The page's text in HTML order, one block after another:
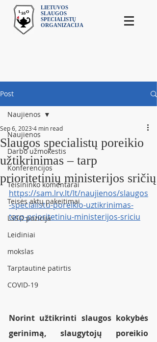
LIETUVOS
SLAUGOS
SPECIALISTŲ
ORGANIZACIJA
Post
Naujienos
Darbo užmokestis
Konferencijos
Teisininko komentarai
Teisės aktų pakeitimai
LSSO pozicija
Leidiniai
mokslas
Tarptautinė patirtis
COVID-19
Naujienos
Slaugos specialistų poreikio
užtikrinimas – tarp
prioritetinių ministerijos sričių
Sep 6, 2023 4 min read
https://sam.lrv.lt/lt/naujienos/slaugos
-specialistu-poreikio-uztikrinimas-
tarp-prioritetiniu-ministerijos-sriciu
Norint užtikrinti slaugos kokybės
gerinimą, slaugytojų poreikio